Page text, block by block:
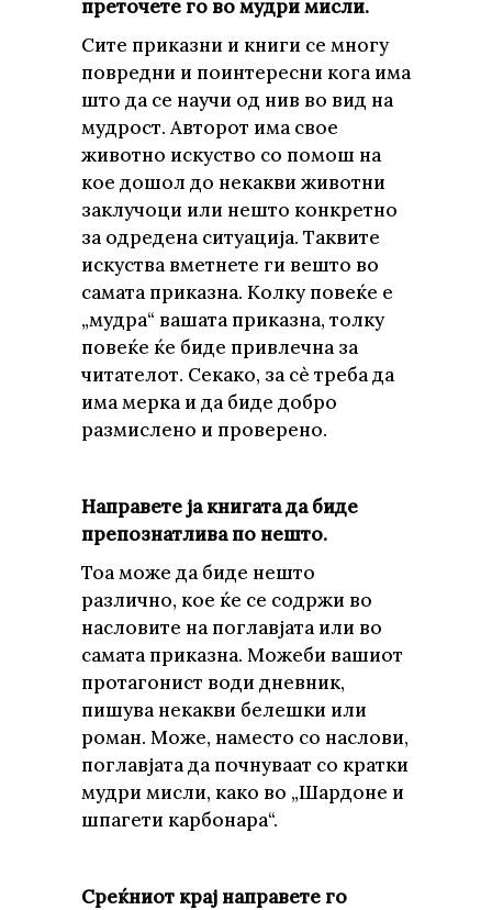
преточете го вомудри мисли.
Сите приказни и книги се многу
повредни и поинтересни кога има
што да се научи од нив во вид на
мудрост. Авторот има свое
животно искуство со помош на
кое дошол до некакви животни
заклучоци или нешто конкретно
за одредена ситуација. Таквите
искуства вметнете ги вешто во
самата приказна. Колку повеќе е
„мудра“ вашата приказна, толку
повеќе ќе биде привлечна за
читателот. Секако, за сѐ треба да
има мерка и да биде добро
размислено и проверено.
Направете ја книгата да биде
препознатлива по нешто.
Тоа може да биде нешто
различно, кое ќе се содржи во
насловите на поглавјата или во
самата приказна. Можеби вашиот
протагонист води дневник,
пишува некакви белешки или
роман. Може, наместо со наслови,
поглавјата да почнуваат со кратки
мудри мисли, како во „Шардоне и
шпагети карбонара“.
Среќниот крај направете го